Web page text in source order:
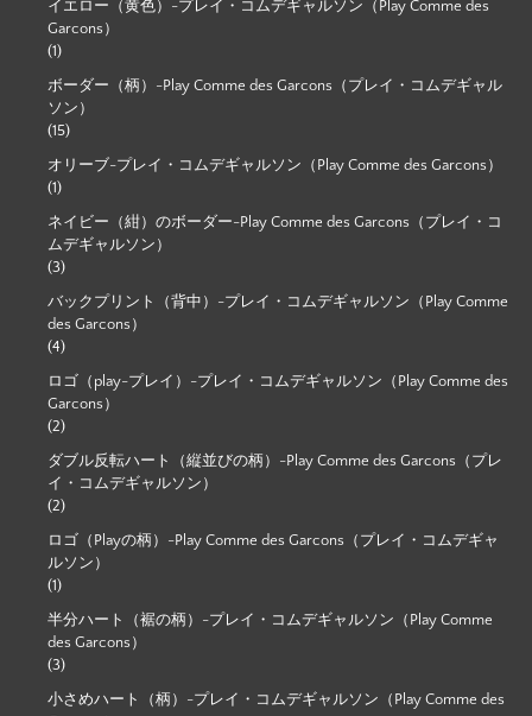
イエロー（黄色）-プレイ・コムデギャルソン（Play Comme des
Garcons）
(1)
ボーダー（柄）-Play Comme des Garcons（プレイ・コムデギャル
ソン）
(15)
オリーブ-プレイ・コムデギャルソン（Play Comme des Garcons）
(1)
ネイビー（紺）のボーダー-Play Comme des Garcons（プレイ・コ
ムデギャルソン）
(3)
バックプリント（背中）-プレイ・コムデギャルソン（Play Comme
des Garcons）
(4)
ロゴ（play-プレイ）-プレイ・コムデギャルソン（Play Comme des
Garcons）
(2)
ダブル反転ハート（縦並びの柄）-Play Comme des Garcons（プレ
イ・コムデギャルソン）
(2)
ロゴ（Playの柄）-Play Comme des Garcons（プレイ・コムデギャ
ルソン）
(1)
半分ハート（裾の柄）-プレイ・コムデギャルソン（Play Comme
des Garcons）
(3)
小さめハート（柄）-プレイ・コムデギャルソン（Play Comme des